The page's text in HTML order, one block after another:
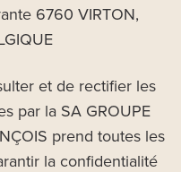
6760 VIRTON,
et de rectifier les
par la SA GROUPE
prend toutes les
la confidentialité